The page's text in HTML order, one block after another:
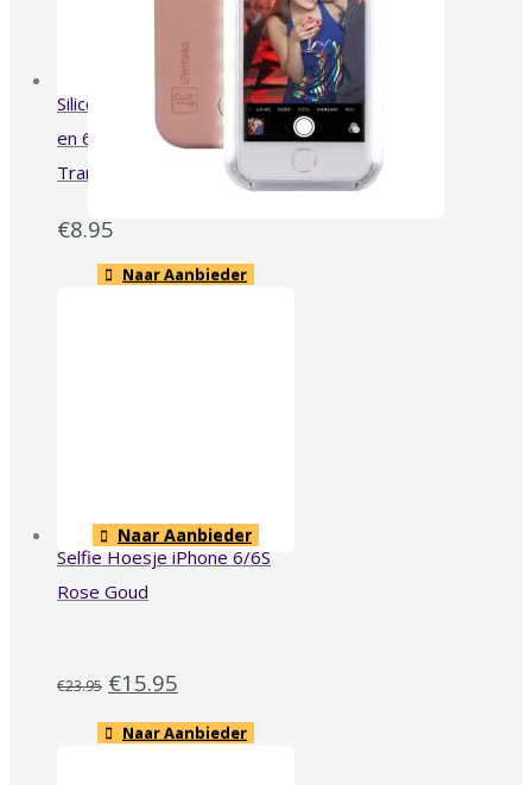
Naar Aanbieder
Siliconen Gel TPU iPhone 6
en 6S Hoesje Roze Mat
Transparant
€8.95
Naar Aanbieder
Naar Aanbieder
Selfie Hoesje iPhone 6/6S
Rose Goud
€23.95 €15.95
Naar Aanbieder